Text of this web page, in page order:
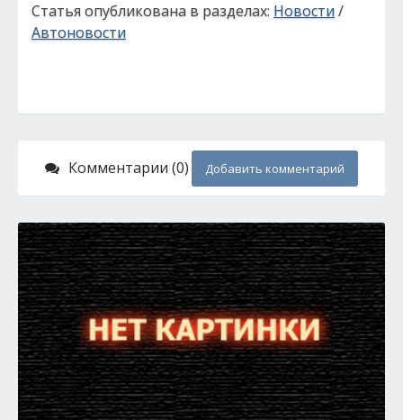
Статья опубликована в разделах: Новости/
Автоновости
Комментарии (0) Добавить комментарий